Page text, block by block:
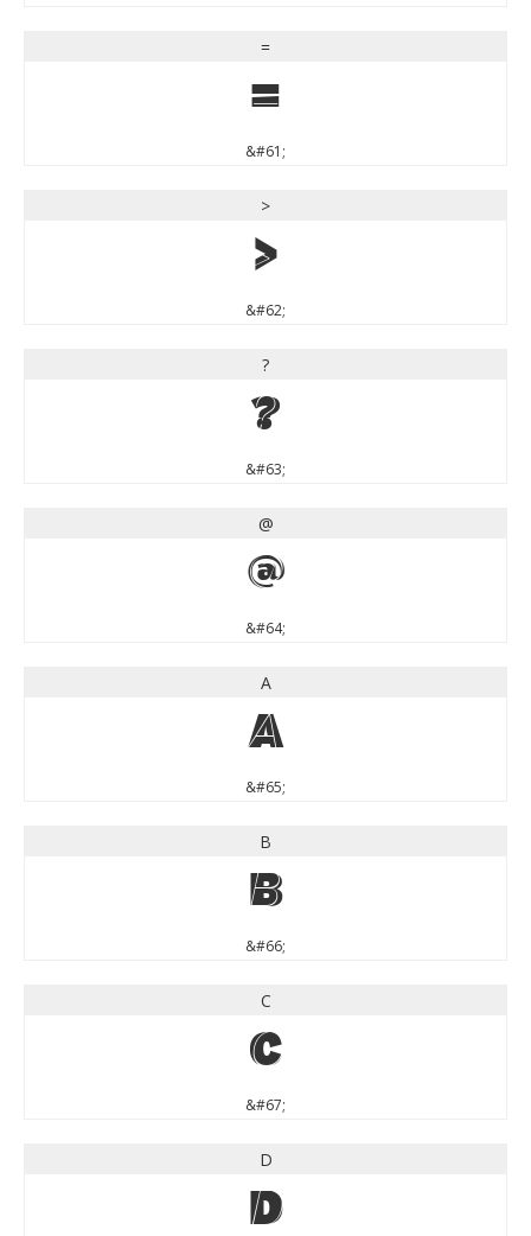
=
=
&#61;
>
>
&#62;
?
?
&#63;
@
@
&#64;
A
A
&#65;
B
B
&#66;
C
C
&#67;
D
D